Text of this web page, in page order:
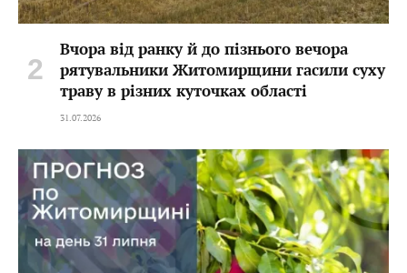
Вчора від ранку й до пізнього вечора
рятувальники Житомирщини гасили суху
траву в різних куточках області
31.07.2026